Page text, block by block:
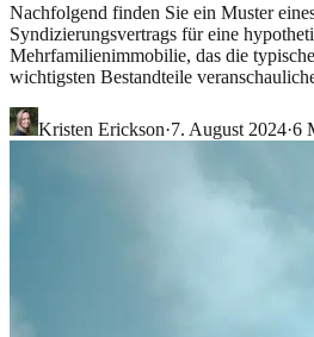
Nachfolgend finden Sie ein Muster
Syndizierungsvertrags für eine
Mehrfamilienimmobilie, das die
wichtigsten Bestandteile
Kristen Erickson·7. August 2024·6